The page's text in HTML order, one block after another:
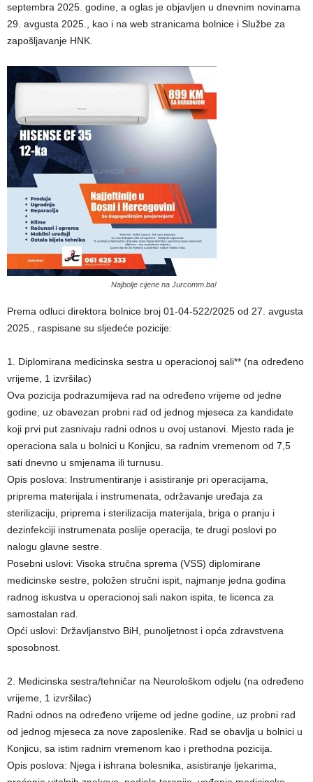
septembra 2025. godine, a oglas je objavljen u dnevnim novinama
29. avgusta 2025., kao i na web stranicama bolnice i Službe za
zapošljavanje HNK.
Najbolje cijene na Jurcomm.ba!
Prema odluci direktora bolnice broj 01-04-522/2025 od 27. avgusta
2025., raspisane su sljedeće pozicije:
1. Diplomirana medicinska sestra u operacionoj sali** (na određeno
vrijeme, 1 izvršilac)
Ova pozicija podrazumijeva rad na određeno vrijeme od jedne
godine, uz obavezan probni rad od jednog mjeseca za kandidate
koji prvi put zasnivaju radni odnos u ovoj ustanovi. Mjesto rada je
operaciona sala u bolnici u Konjicu, sa radnim vremenom od 7,5
sati dnevno u smjenama ili turnusu.
Opis poslova: Instrumentiranje i asistiranje pri operacijama,
priprema materijala i instrumenata, održavanje uređaja za
sterilizaciju, priprema i sterilizacija materijala, briga o pranju i
dezinfekciji instrumenata poslije operacija, te drugi poslovi po
nalogu glavne sestre.
Posebni uslovi: Visoka stručna sprema (VSS) diplomirane
medicinske sestre, položen stručni ispit, najmanje jedna godina
radnog iskustva u operacionoj sali nakon ispita, te licenca za
samostalan rad.
Opći uslovi: Državljanstvo BiH, punoljetnost i opća zdravstvena
sposobnost.
2. Medicinska sestra/tehničar na Neurološkom odjelu (na određeno
vrijeme, 1 izvršilac)
Radni odnos na određeno vrijeme od jedne godine, uz probni rad
od jednog mjeseca za nove zaposlenike. Rad se obavlja u bolnici u
Konjicu, sa istim radnim vremenom kao i prethodna pozicija.
Opis poslova: Njega i ishrana bolesnika, asistiranje ljekarima,